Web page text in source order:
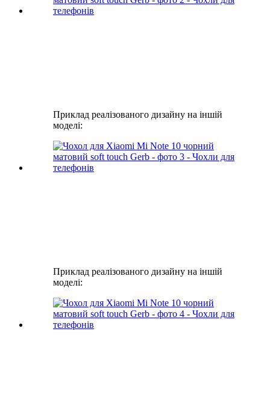
Приклад реалізованого дизайну на іншій
моделі:
Приклад реалізованого дизайну на іншій
моделі: